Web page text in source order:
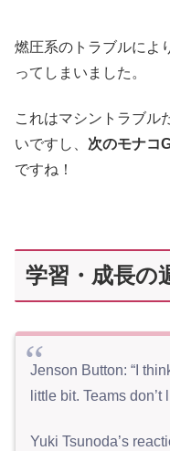
燃圧系のトラブルによ
ってしまいました。
これはマシントラブル
いですし、 次のモナコ
ですね！
学習・成長の
Jenson Button: “I
little bit. Teams
Yuki Tsunoda’s